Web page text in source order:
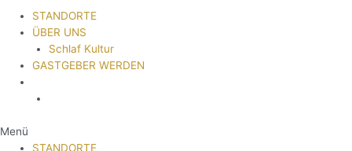
STANDORTE
ÜBER UNS
Schlaf Kultur
GASTGEBER WERDEN
Menü
STANDORTE